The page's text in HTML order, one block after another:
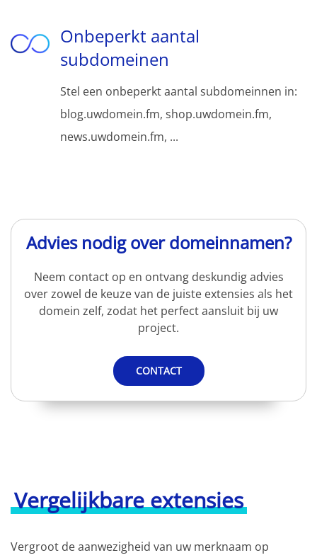
Onbeperkt aantal
subdomeinen
Stel een onbeperkt aantal subdomeinnen in:
blog.uwdomein.fm, shop.uwdomein.fm,
news.uwdomein.fm, ...
Advies nodig over domeinnamen?
Neem contact op en ontvang deskundig advies
over zowel de keuze van de juiste extensies als het
domein zelf, zodat het perfect aansluit bij uw
project.
CONTACT
Vergelijkbare extensies
Vergroot de aanwezigheid van uw merknaam op